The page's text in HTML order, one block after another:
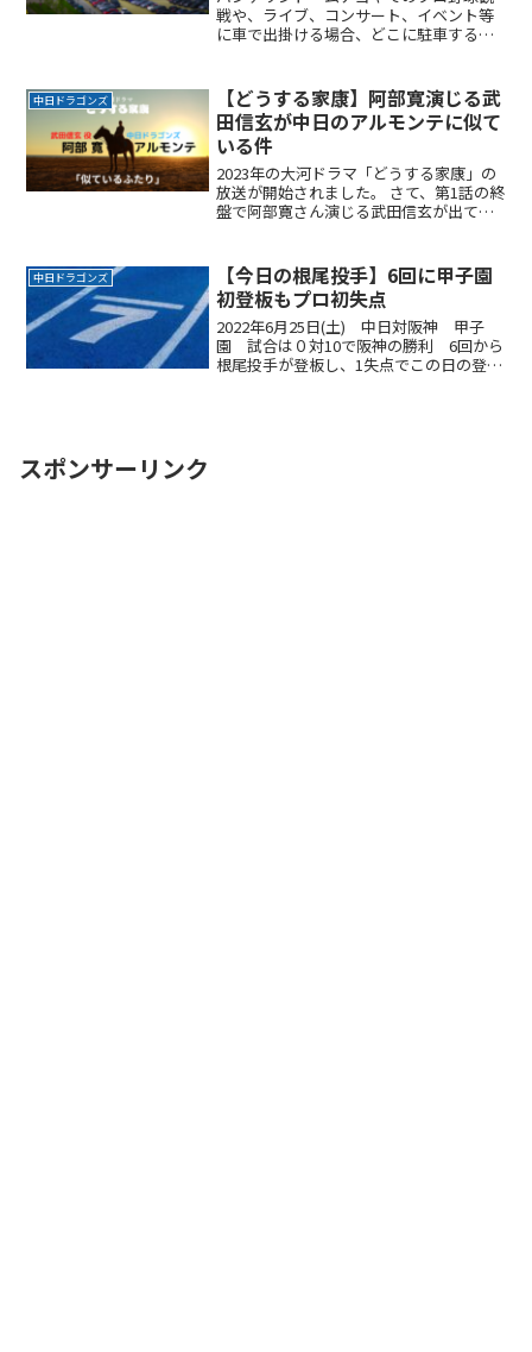
戦や、ライブ、コンサート、イベント等
に車で出掛ける場合、どこに駐車するか
い駐車場を探すのに時間をかけたくない
自由に入出庫がしたい帰りReadMore...
中日ドラゴンズ
【どうする家康】阿部寛演じる武
田信玄が中日のアルモンテに似て
いる件
2023年の大河ドラマ「どうする家康」の
放送が開始されました。 さて、第1話の終
盤で阿部寛さん演じる武田信玄が出て来
くりではありませんか。 アルモンテは今
季から中日ドラゴンズに出戻って来た選
手です。阿部寛さんとアルモンテの活躍
に注目です。
中日ドラゴンズ
【今日の根尾投手】6回に甲子園
初登板もプロ初失点
2022年6月25日(土) 中日対阪神 甲子
園 試合は０対10で阪神の勝利 6回から
根尾投手が登板し、1失点でこの日の登板
スポンサーリンク